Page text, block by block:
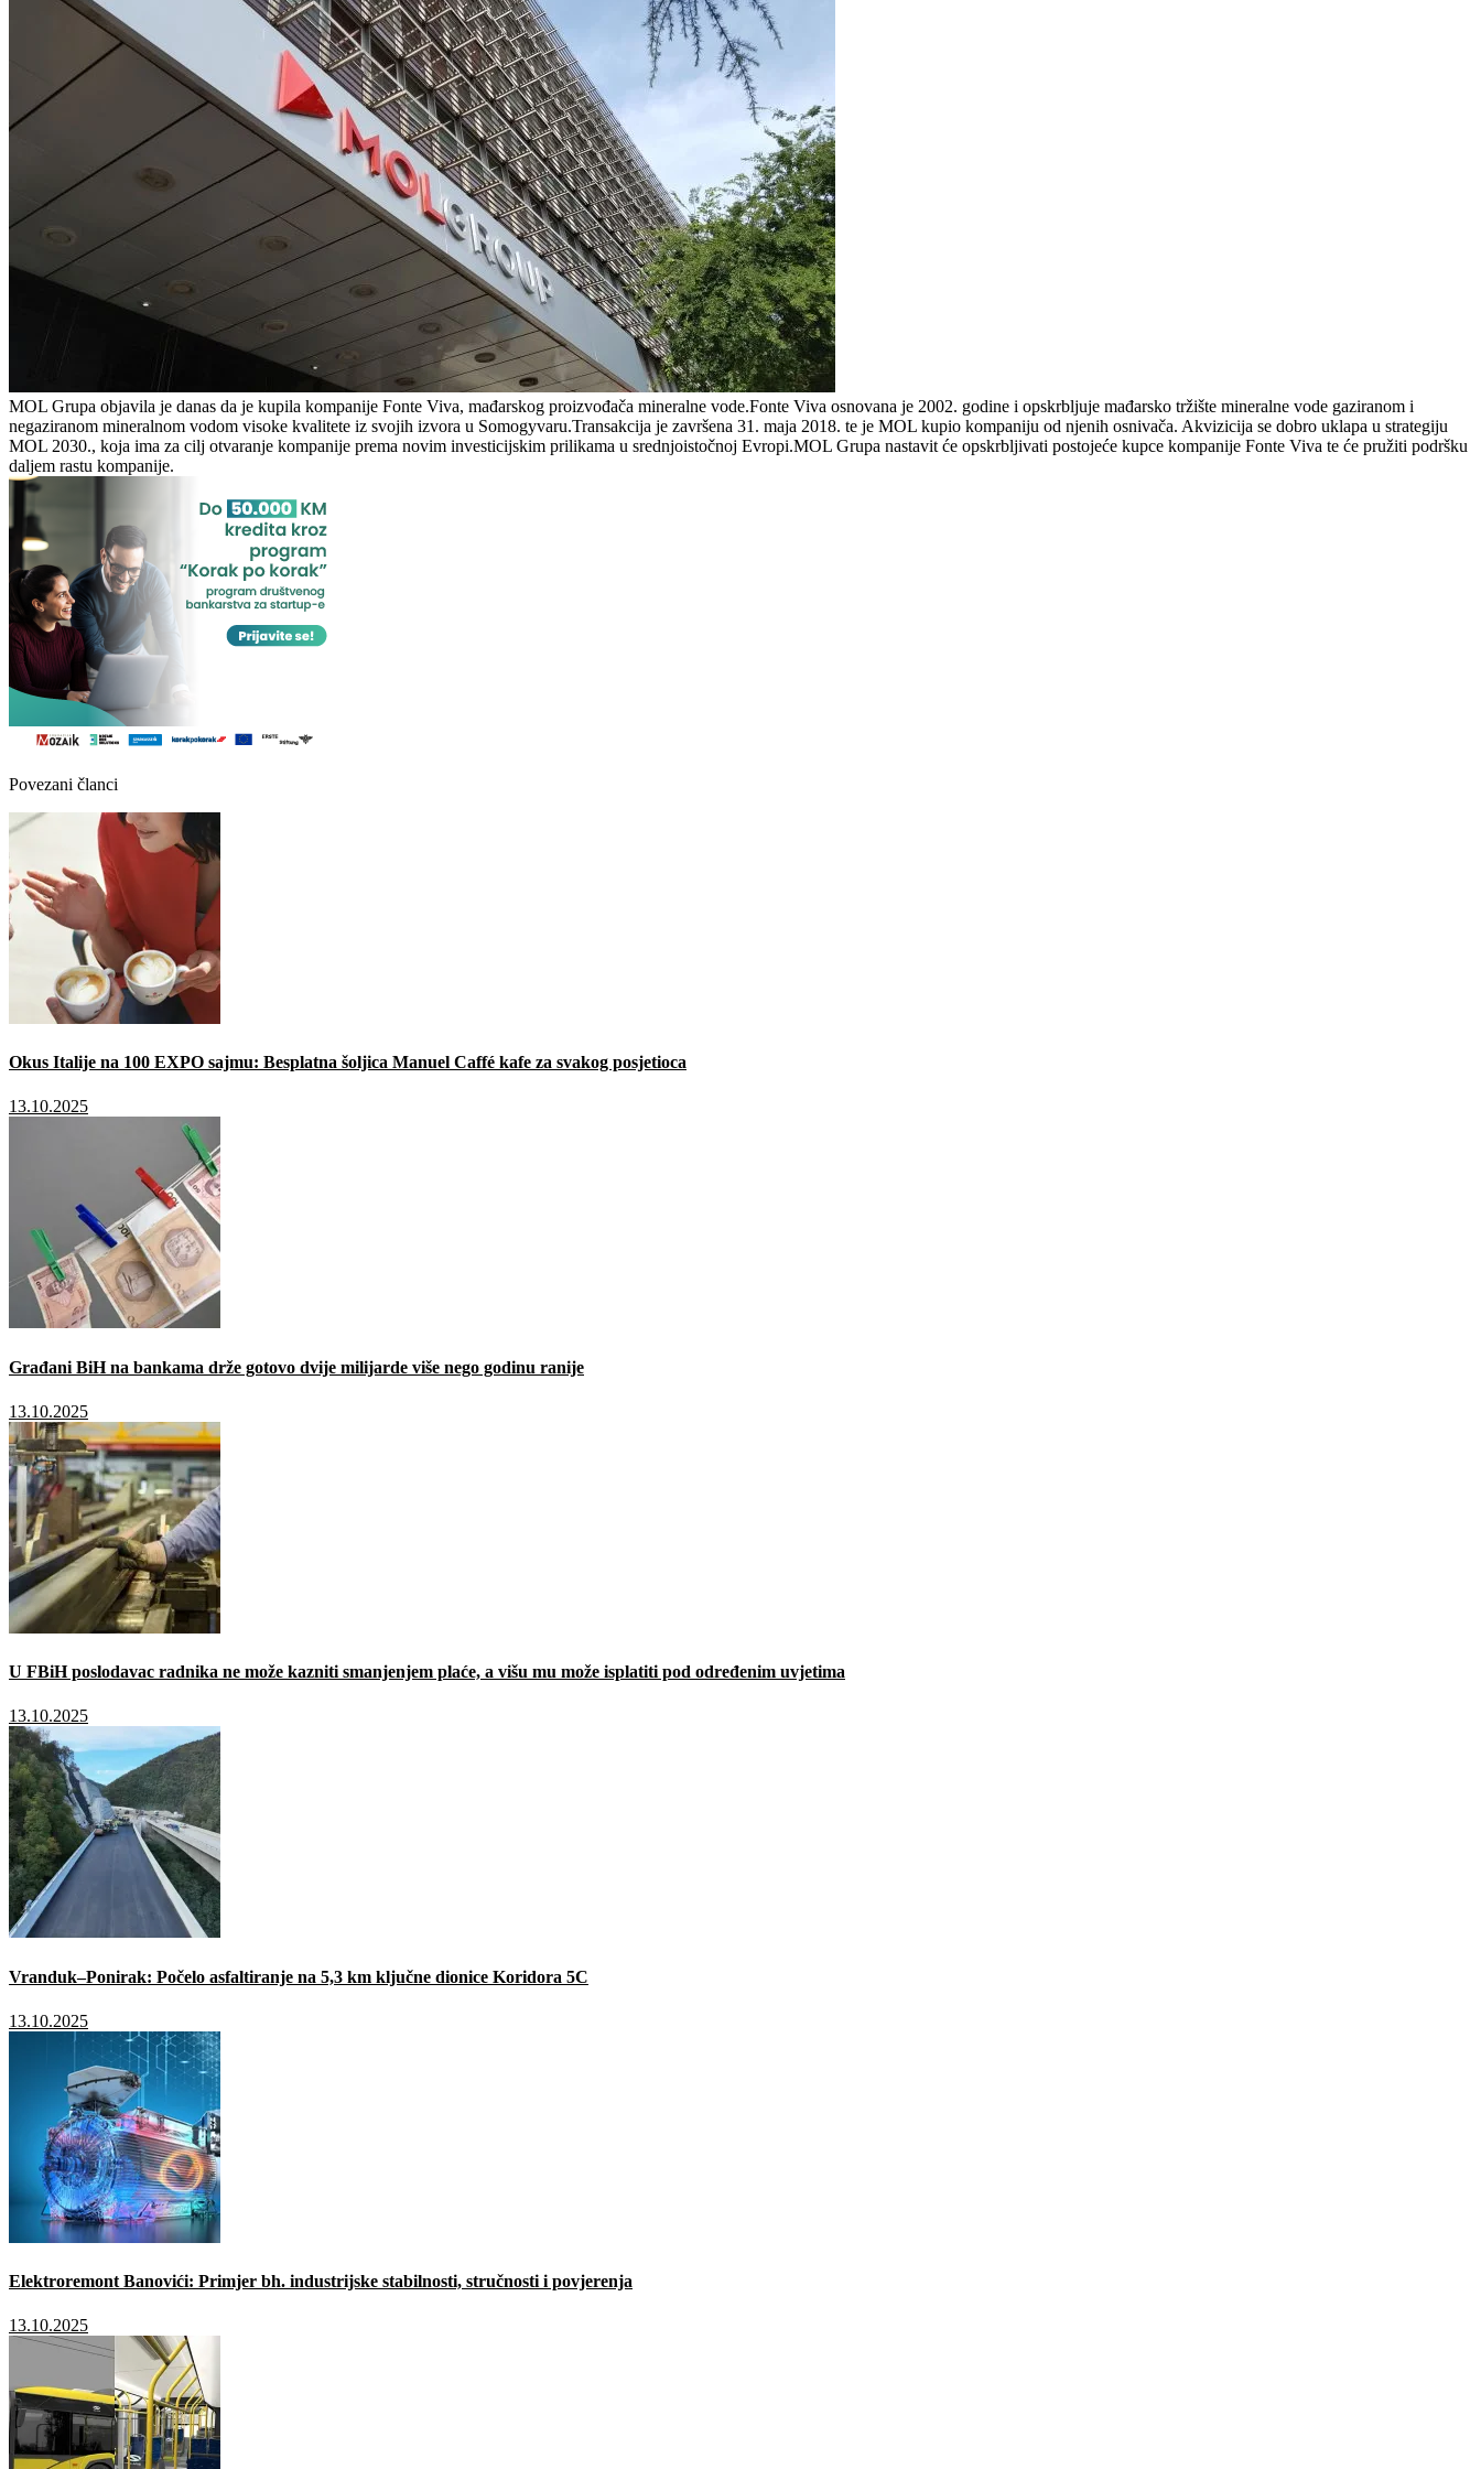
MOL Grupa objavila je danas da je kupila kompanije Fonte Viva, mađarskog proizvođača mineralne vode.Fonte Viva osnovana je 2002. godine i opskrbljuje mađarsko tržište mineralne vode gaziranom i
negaziranom mineralnom vodom visoke kvalitete iz svojih izvora u Somogyvaru.Transakcija je završena 31. maja 2018. te je MOL kupio kompaniju od njenih osnivača. Akvizicija se dobro uklapa u strategiju
MOL 2030., koja ima za cilj otvaranje kompanije prema novim investicijskim prilikama u srednjoistočnoj Evropi.MOL Grupa nastavit će opskrbljivati postojeće kupce kompanije Fonte Viva te će pružiti podršku
daljem rastu kompanije.
Povezani članci
Okus Italije na 100 EXPO sajmu: Besplatna šoljica Manuel Caffé kafe za svakog posjetioca
13.10.2025
Građani BiH na bankama drže gotovo dvije milijarde više nego godinu ranije
13.10.2025
U FBiH poslodavac radnika ne može kazniti smanjenjem plaće, a višu mu može isplatiti pod određenim uvjetima
13.10.2025
Vranduk–Ponirak: Počelo asfaltiranje na 5,3 km ključne dionice Koridora 5C
13.10.2025
Elektroremont Banovići: Primjer bh. industrijske stabilnosti, stručnosti i povjerenja
13.10.2025